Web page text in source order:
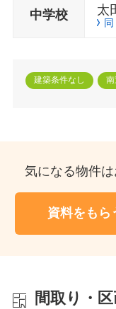
中学校 太
建築条件なし 南
気になる物件
資料をもら
間取り・区